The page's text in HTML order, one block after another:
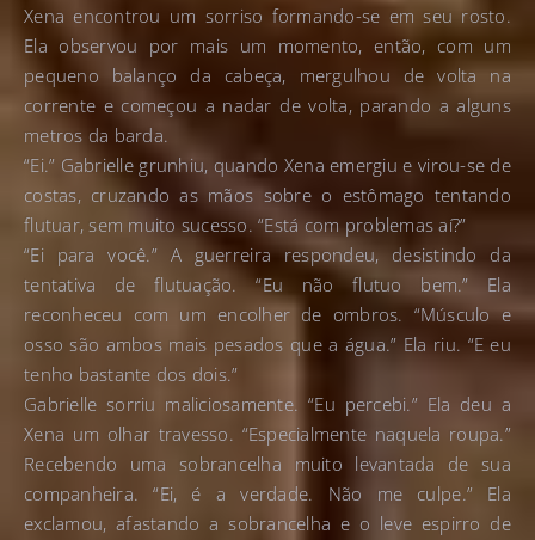
Xena encontrou um sorriso formando-se em seu rosto.
Ela observou por mais um momento, então, com um
pequeno balanço da cabeça, mergulhou de volta na
corrente e começou a nadar de volta, parando a alguns
metros da barda.
“Ei.” Gabrielle grunhiu, quando Xena emergiu e virou-se de
costas, cruzando as mãos sobre o estômago tentando
flutuar, sem muito sucesso. “Está com problemas aí?”
“Ei para você.” A guerreira respondeu, desistindo da
tentativa de flutuação. “Eu não flutuo bem.” Ela
reconheceu com um encolher de ombros. “Músculo e
osso são ambos mais pesados que a água.” Ela riu. “E eu
tenho bastante dos dois.”
Gabrielle sorriu maliciosamente. “Eu percebi.” Ela deu a
Xena um olhar travesso. “Especialmente naquela roupa.”
Recebendo uma sobrancelha muito levantada de sua
companheira. “Ei, é a verdade. Não me culpe.” Ela
exclamou, afastando a sobrancelha e o leve espirro de